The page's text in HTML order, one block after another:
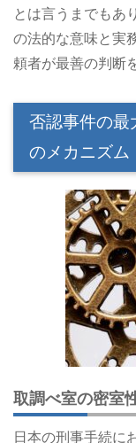
とは言うまでもあ
の法的な意味と実
頼者が最善の判断
否認事件の最
のメカニズム
取調べ室の密室
日本の刑事手続に